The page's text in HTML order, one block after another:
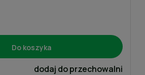
Do koszyka
dodaj do przechowalni